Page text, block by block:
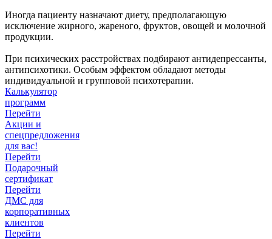
Иногда пациенту назначают диету, предполагающую
исключение жирного, жареного, фруктов, овощей и молочной
продукции.
При психических расстройствах подбирают антидепрессанты,
антипсихотики. Особым эффектом обладают методы
индивидуальной и групповой психотерапии.
Калькулятор
программ
Перейти
Акции и
спецпредложения
для вас!
Перейти
Подарочный
сертификат
Перейти
ДМС для
корпоративных
клиентов
Перейти